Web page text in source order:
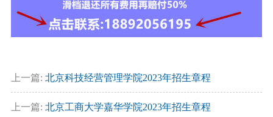
上一篇: 北京科技经营管理学院2023年招生章程
上一篇: 北京工商大学嘉华学院2023年招生章程